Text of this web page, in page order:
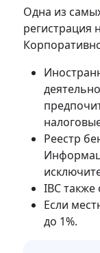
Одна из
регистрация
Реестр
IBC
Если
до 1%.